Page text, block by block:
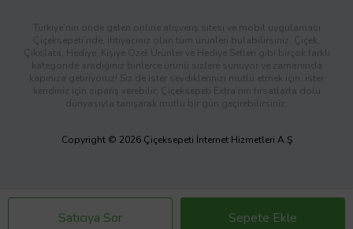
Satıcıya Sor Sepete Ekle
Türkiye’nin önde gelen online alışveriş sitesi ve mobil uygulaması
Çiçeksepeti’nde, ihtiyacınız olan tüm ürünleri bulabilirsiniz. Çiçek,
Çikolata, Hediye, Kişiye Özel Ürünler ve Hediye Setleri gibi birçok farklı
kategoride aradığınız binlerce ürünü sizlere sunuyor ve zamanında
kapınıza getiriyoruz! Siz de ister sevdiklerinizi mutlu etmek için, ister
kendiniz için sipariş verebilir; Çiçeksepeti Extra’nın fırsatlarla dolu
dünyasıyla tanışarak mutlu bir gün geçirebilirsiniz.
Copyright © 2026 Çiçeksepeti İnternet Hizmetleri A.Ş